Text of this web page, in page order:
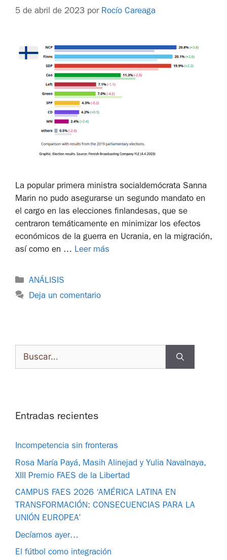
5 de abril de 2023 por Rocío Careaga
La popular primera ministra socialdemócrata Sanna
Marin no pudo asegurarse un segundo mandato en
el cargo en las elecciones finlandesas, que se
centraron temáticamente en minimizar los efectos
económicos de la guerra en Ucrania, en la migración,
así como en … Leer más
ANÁLISIS
Deja un comentario
Entradas recientes
Incompetencia sin fronteras
Rosa María Payá, Masih Alinejad y Yulia Navalnaya,
XIII Premio FAES de la Libertad
CAMPUS FAES 2026 ‘AMÉRICA LATINA EN
TRANSFORMACIÓN: CONSECUENCIAS PARA LA
UNIÓN EUROPEA’
Decíamos ayer…
El fútbol como integración